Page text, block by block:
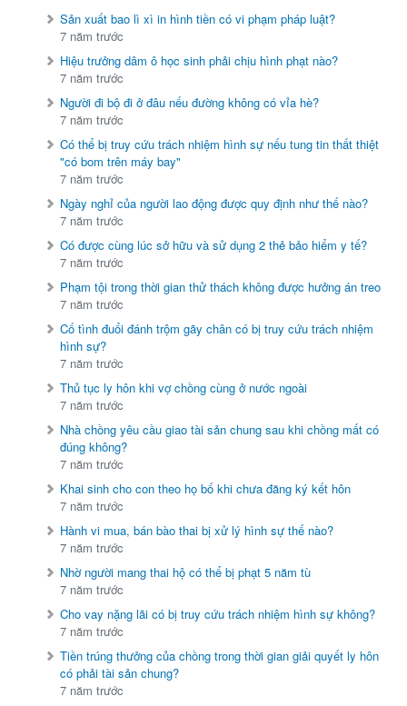
Sản xuất bao lì xì in hình tiền có vi phạm pháp luật?
7 năm trước
Hiệu trưởng dâm ô học sinh phải chịu hình phạt nào?
7 năm trước
Người đi bộ đi ở đâu nếu đường không có vỉa hè?
7 năm trước
Có thể bị truy cứu trách nhiệm hình sự nếu tung tin thất thiệt
"có bom trên máy bay"
7 năm trước
Ngày nghỉ của người lao động được quy định như thế nào?
7 năm trước
Có được cùng lúc sở hữu và sử dụng 2 thẻ bảo hiểm y tế?
7 năm trước
Phạm tội trong thời gian thử thách không được hưởng án treo
7 năm trước
Cố tình đuổi đánh trộm gãy chân có bị truy cứu trách nhiệm
hình sự?
7 năm trước
Thủ tục ly hôn khi vợ chồng cùng ở nước ngoài
7 năm trước
Nhà chồng yêu cầu giao tài sản chung sau khi chồng mất có
đúng không?
7 năm trước
Khai sinh cho con theo họ bố khi chưa đăng ký kết hôn
7 năm trước
Hành vi mua, bán bào thai bị xử lý hình sự thế nào?
7 năm trước
Nhờ người mang thai hộ có thể bị phạt 5 năm tù
7 năm trước
Cho vay nặng lãi có bị truy cứu trách nhiệm hình sự không?
7 năm trước
Tiền trúng thưởng của chồng trong thời gian giải quyết ly hôn
có phải tài sản chung?
7 năm trước